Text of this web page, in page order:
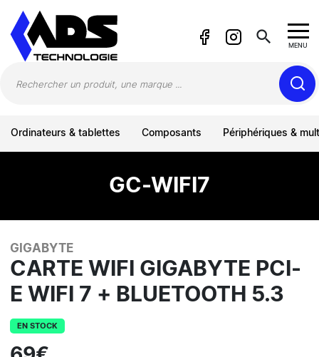
search MENU
Ordinateurs & tablettes Composants Périphériques &
GC-WIFI7
GIGABYTE
CARTE WIFI GIGABYTE PCI-
E WIFI 7 + BLUETOOTH 5.3
EN STOCK